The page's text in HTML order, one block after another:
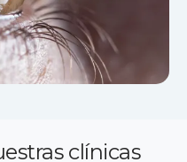
clínicas